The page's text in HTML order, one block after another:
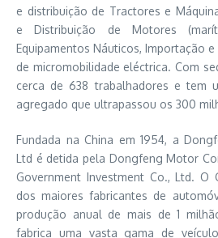
e distribuição de Tractores e
e Distribuição de Motores
Equipamentos Náuticos, Importação
de micromobilidade eléctrica. Com
cerca de 638 trabalhadores e tem
agregado que ultrapassou os 300
Fundada na China em 1954, a
Ltd é detida pela Dongfeng Motor
Government Investment Co., Ltd. O
dos maiores fabricantes de
produção anual de mais de 1
fabrica uma vasta gama de